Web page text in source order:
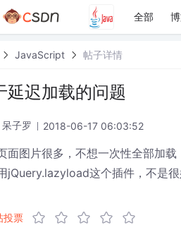
全部
JavaScript 帖子详情
延迟加载的问题
呆子罗 2018-06-17 06:03:52
面图片很多，不想一次性全部加载
jQuery.lazyload这个插件，不是
投票